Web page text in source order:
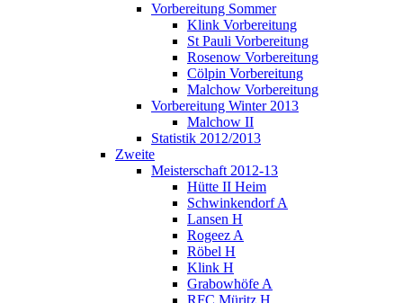
Vorbereitung Sommer
Klink Vorbereitung
St Pauli Vorbereitung
Rosenow Vorbereitung
Cölpin Vorbereitung
Malchow Vorbereitung
Vorbereitung Winter 2013
Malchow II
Statistik 2012/2013
Zweite
Meisterschaft 2012-13
Hütte II Heim
Schwinkendorf A
Lansen H
Rogeez A
Röbel H
Klink H
Grabowhöfe A